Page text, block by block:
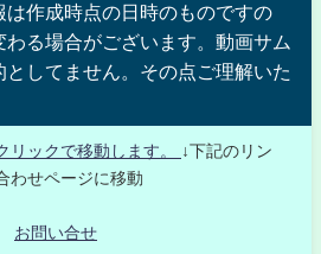
は作成時点の日時のものですの
る場合がございます。動画サム
してません。その点ご理解いた
リックで移動します。
↓下記のリン
わせページに移動
お問い合せ